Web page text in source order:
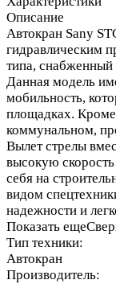
Описание
Автокран Sany
гидравлическим
типа,
Данная модель
мобильность,
площадках.
коммунальном,
Вылет стрелы
высокую
себя на
видом
надежности и
Показать еще
Тип техники:
Автокран
Производитель: